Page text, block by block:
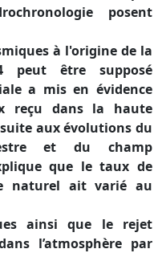
posent
à l'origine de la
peut être supposé
a mis en évidence
reçu dans la haute
aux évolutions du
et du champ
que le taux de
naturel ait varié au
ainsi que le rejet
l’atmosphère par